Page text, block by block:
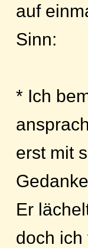
auf
Sinn:
* Ich
erst mit
Er
doch ich